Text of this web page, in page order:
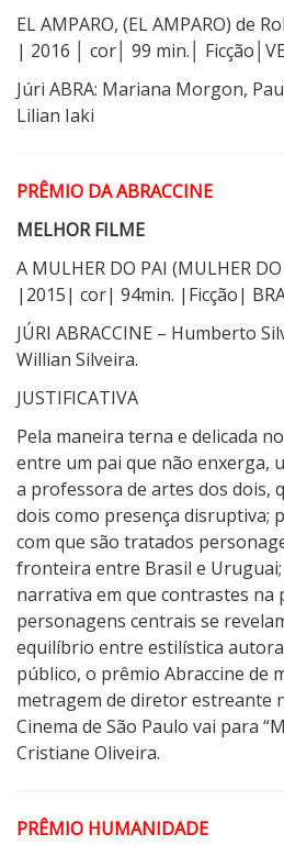
EL AMPARO, (EL AMPARO) de
| 2016 │ cor│ 99 min.│
Júri ABRA: Mariana Morgon,
Lilian Iaki
PRÊMIO DA ABRACCINE
MELHOR FILME
A MULHER DO PAI (MULHER
|2015| cor| 94min. |Ficção|
JÚRI ABRACCINE – Humberto
Willian Silveira.
JUSTIFICATIVA
Pela maneira terna e delicada
entre um pai que não enxerga,
a professora de artes dos dois,
dois como presença disruptiva;
com que são tratados
fronteira entre Brasil e
narrativa em que contrastes na
personagens centrais se
equilíbrio entre estilística
público, o prêmio Abraccine de
metragem de diretor estreante
Cinema de São Paulo vai para
Cristiane Oliveira.
PRÊMIO HUMANIDADE